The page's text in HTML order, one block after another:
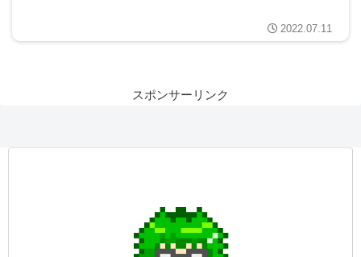
2022.07.11
スポンサーリンク